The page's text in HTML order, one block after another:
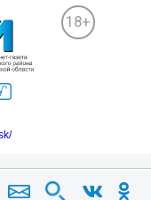
18+